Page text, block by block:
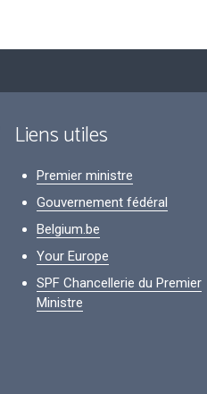
Liens utiles
Premier ministre
Gouvernement fédéral
Belgium.be
Your Europe
SPF Chancellerie du Premier
Ministre